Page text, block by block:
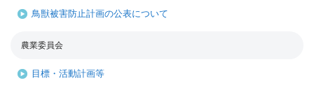
鳥獣被害防止計画の公表について
農業委員会
目標・活動計画等